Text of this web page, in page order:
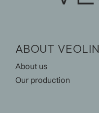
ABOUT VEOLIN
About us
Our production